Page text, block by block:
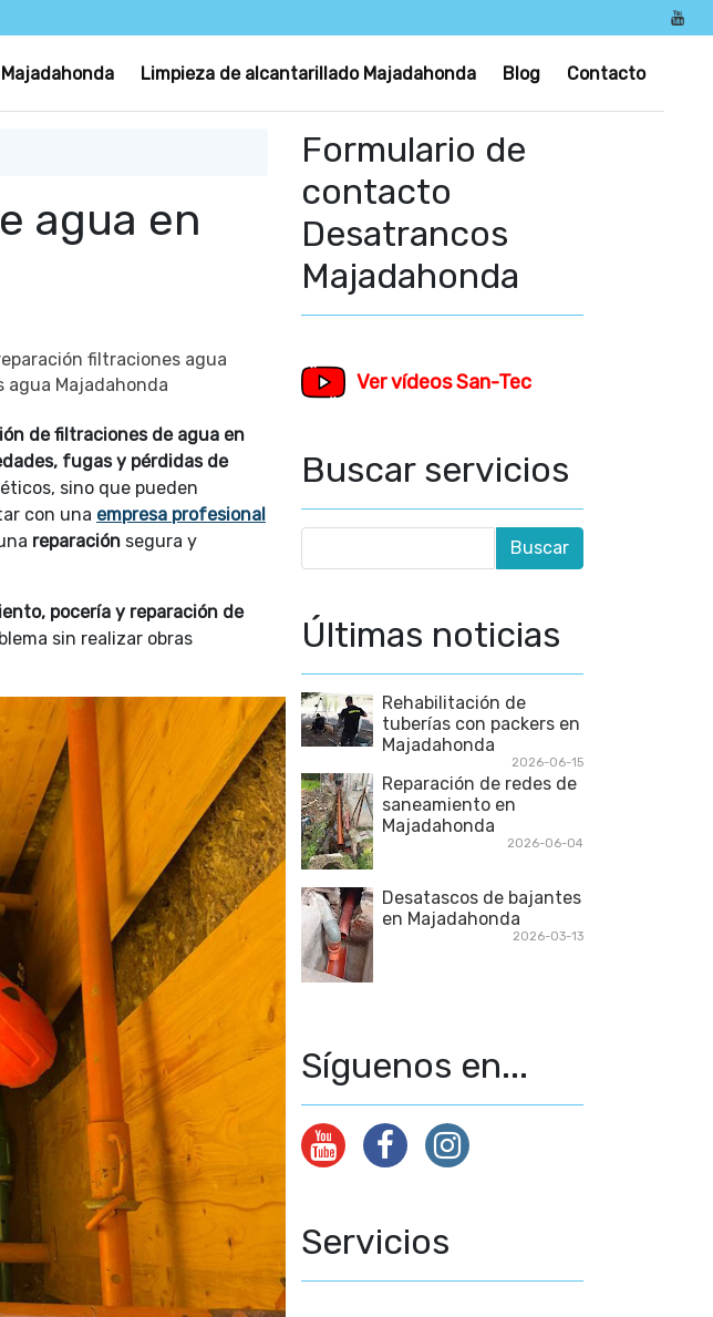
Limpieza de alcantarillado Majadahonda Blog Contacto
agua en
filtraciones agua
agua Majadahonda
de filtraciones de agua en
fugas y pérdidas de
sino que pueden
con una empresa profesional
reparación segura y
pocería y reparación de
sin realizar obras
Formulario de
contacto
Desatrancos
Majadahonda
Ver vídeos San-Tec
Buscar servicios
Últimas noticias
Rehabilitación de
tuberías con packers en
Majadahonda
2026-06-15
Reparación de redes de
saneamiento en
Majadahonda
2026-06-04
Desatascos de bajantes
en Majadahonda
2026-03-13
Síguenos en...
Servicios